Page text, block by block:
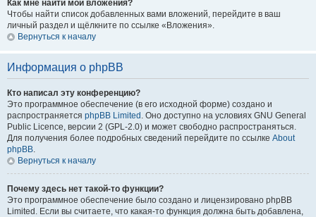
Как мне найти мои вложения?
Чтобы найти список добавленных вами вложений, перейдите в ваш
личный раздел и щёлкните по ссылке «Вложения».
Вернуться к началу
Информация о phpBB
Кто написал эту конференцию?
Это программное обеспечение (в его исходной форме) создано и
распространяется phpBB Limited . Оно доступно на условиях GNU General
Public Licence, версии 2 (GPL-2.0) и может свободно распространяться.
Для получения более подробных сведений перейдите по ссылке About
phpBB.
Вернуться к началу
Почему здесь нет такой-то функции?
Это программное обеспечение было создано и лицензировано phpBB
Limited. Если вы считаете, что какая-то функция должна быть добавлена,